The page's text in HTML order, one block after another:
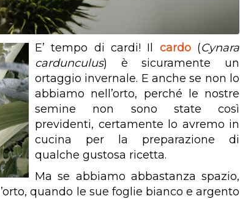
E’ tempo di cardi! Il cardo(Cynara
cardunculus) è sicuramente un
ortaggio invernale. E anche se non lo
abbiamo nell’orto, perché le nostre
semine non sono state così
previdenti, certamente lo avremo in
cucina per la preparazione di
qualche gustosa ricetta.
Ma se abbiamo abbastanza spazio,
quando le sue foglie bianco e argento